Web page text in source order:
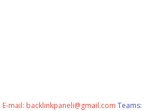
E-mail: backlinkpaneli@gmail.com Teams: